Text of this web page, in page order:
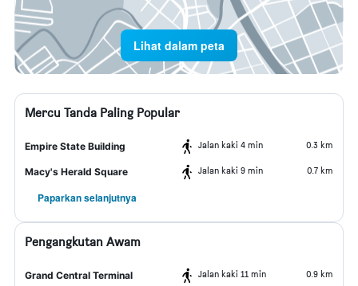
Lihat dalam peta
Mercu Tanda Paling Popular
Empire State Building Jalan kaki 4 min 0.3 km
Macy's Herald Square Jalan kaki 9 min 0.7 km
Paparkan selanjutnya
Pengangkutan Awam
Grand Central Terminal Jalan kaki 11 min 0.9 km